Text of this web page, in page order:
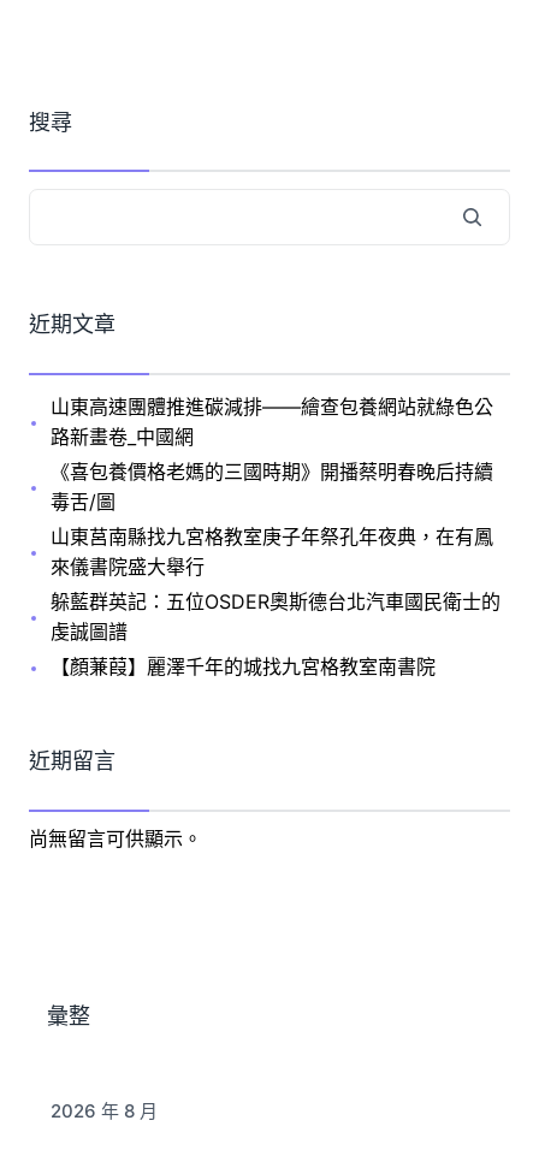
搜尋
近期文章
山東高速團體推進碳減排——繪查包養網站就綠色公
路新畫卷_中國網
《喜包養價格老媽的三國時期》開播蔡明春晚后持續
毒舌/圖
山東莒南縣找九宮格教室庚子年祭孔年夜典，在有鳳
來儀書院盛大舉行
躲藍群英記：五位OSDER奧斯德台北汽車國民衛士的
虔誠圖譜
【顏蒹葭】麗澤千年的城找九宮格教室南書院
近期留言
尚無留言可供顯示。
彙整
2026 年 8 月